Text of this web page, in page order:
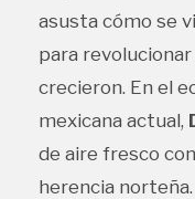
asusta cómo se
para
crecieron. En el
mexicana actual,
de aire fresco
herencia norteña.